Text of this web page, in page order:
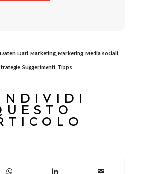
Daten, Dati, Marketing, Marketing, Media sociali,
, Suggerimenti, Tipps